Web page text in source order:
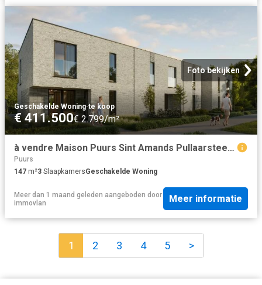
Foto bekijken
Geschakelde Woning·te koop
€ 411.500€ 2.799/m²
à vendre Maison Puurs Sint Amands Pullaarsteenweg
Puurs
147 m²3 SlaapkamersGeschakelde Woning
Meer dan 1 maand geleden aangeboden door
immovlan
Meer informatie
1 2 3 4 5 >